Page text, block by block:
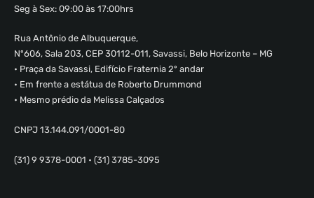
Seg à Sex: 09:00 às 17:00hrs
Rua Antônio de Albuquerque,
Nº606, Sala 203, CEP 30112-011, Savassi, Belo Horizonte – MG
• Praça da Savassi, Edifício Fraternia 2º andar
• Em frente a estátua de Roberto Drummond
• Mesmo prédio da Melissa Calçados
CNPJ 13.144.091/0001-80
(31) 9 9378-0001 • (31) 3785-3095